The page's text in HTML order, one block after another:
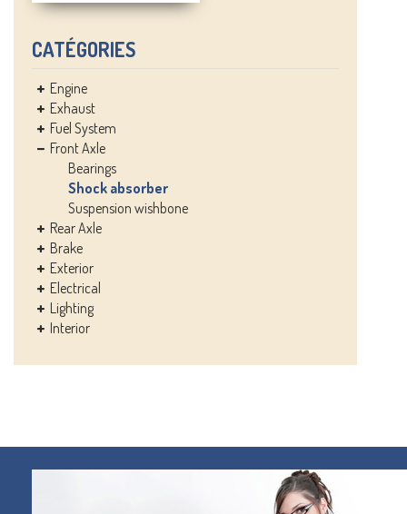
CATÉGORIES
Engine
Exhaust
Fuel System
Front Axle
Bearings
Shock absorber
Suspension wishbone
Rear Axle
Brake
Exterior
Electrical
Lighting
Interior